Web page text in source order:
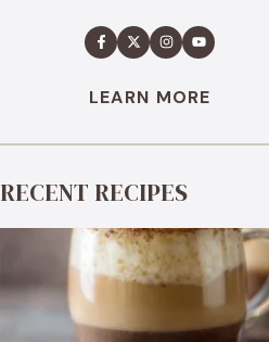
LEARN MORE
RECENT RECIPES